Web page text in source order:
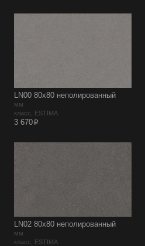
LN00 80х80 неполированный
мм
класс, ESTIMA
3 670p
LN02 80х80 неполированный
мм
класс, ESTIMA